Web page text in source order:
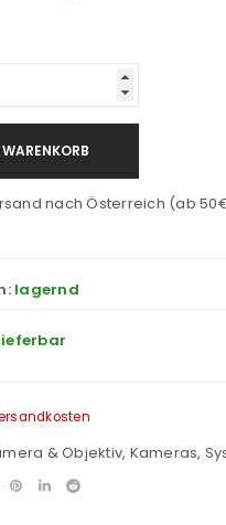
nach Österreich (ab
lagernd
& Objektiv, Kameras,